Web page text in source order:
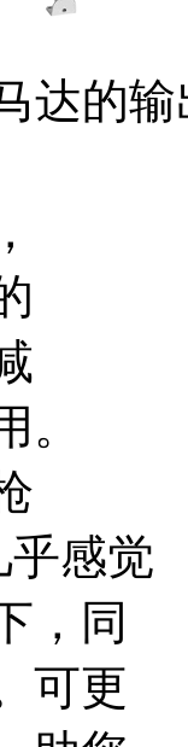
达的
。
感觉
，同
可更